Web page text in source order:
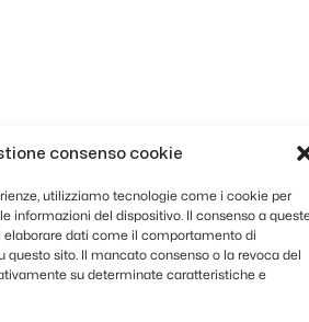
consenso cookie
utilizziamo tecnologie come i cookie per
informazioni del dispositivo. Il consenso a
dati come il comportamento di
questo sito. Il mancato consenso o la revoca del
su determinate caratteristiche e